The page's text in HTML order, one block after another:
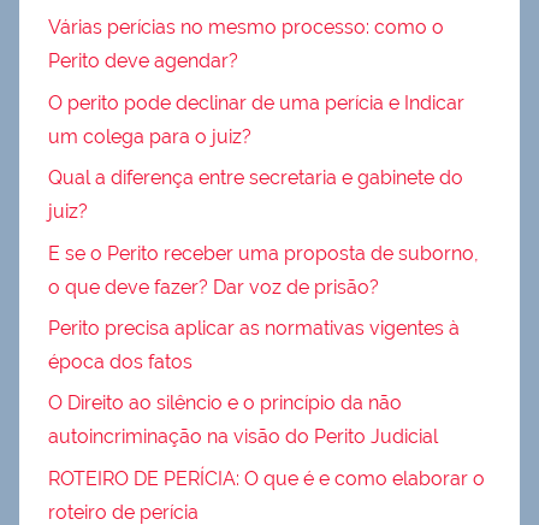
Várias perícias no mesmo processo: como o
Perito deve agendar?
O perito pode declinar de uma perícia e Indicar
um colega para o juiz?
Qual a diferença entre secretaria e gabinete do
juiz?
E se o Perito receber uma proposta de suborno,
o que deve fazer? Dar voz de prisão?
Perito precisa aplicar as normativas vigentes à
época dos fatos
O Direito ao silêncio e o princípio da não
autoincriminação na visão do Perito Judicial
ROTEIRO DE PERÍCIA: O que é e como elaborar o
roteiro de perícia